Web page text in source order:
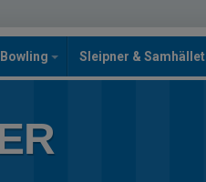
Bowling Sleipner & Samhället